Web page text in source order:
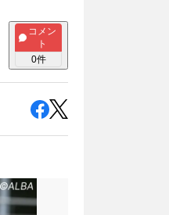
コメン
ト
0件